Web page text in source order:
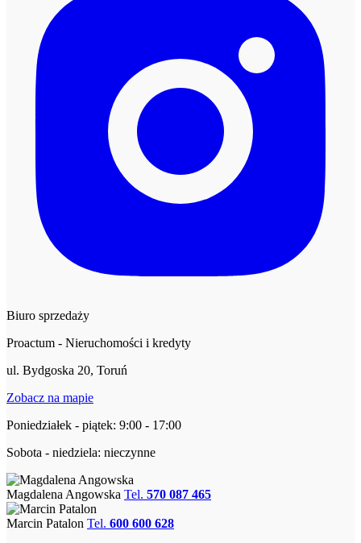
Biuro sprzedaży
Proactum - Nieruchomości i kredyty
ul. Bydgoska 20, Toruń
Zobacz na mapie
Poniedziałek - piątek: 9:00 - 17:00
Sobota - niedziela: nieczynne
Magdalena Angowska Tel. 570 087 465
Marcin Patalon Tel. 600 600 628